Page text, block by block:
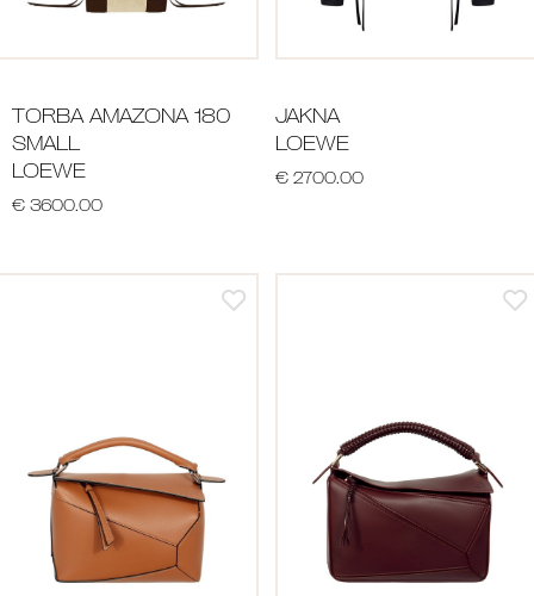
TORBA AMAZONA 180
SMALL
LOEWE
€ 3600.00
JAKNA
LOEWE
€ 2700.00